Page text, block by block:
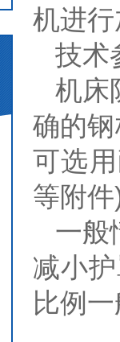
机进
技术
机床
确的
可选
等附件
一般
减小
比例